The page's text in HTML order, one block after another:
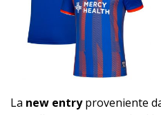
La new entryproveniente